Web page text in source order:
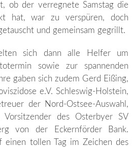
ob der verregnete Samstag die
hat, war zu verspüren, doch
und gemeinsam gegrillt.
sich dann alle Helfer um
sowie zur spannenden
gaben sich zudem Gerd Eißing,
e.V. Schleswig-Holstein,
der Nord-Ostsee-Auswahl,
Vorsitzender des Osterbyer SV
von der Eckernförder Bank.
einen tollen Tag im Zeichen des